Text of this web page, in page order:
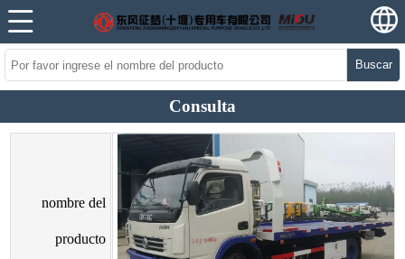
Buscar
Consulta
nombre del
producto